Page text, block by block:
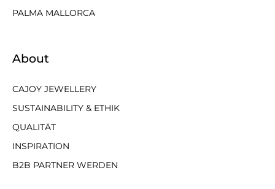
PALMA MALLORCA
About
CAJOY JEWELLERY
SUSTAINABILITY & ETHIK
QUALITÄT
INSPIRATION
B2B PARTNER WERDEN